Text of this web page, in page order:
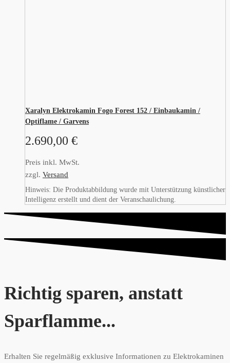
Xaralyn Elektrokamin Fogo Forest 152 / Einbaukamin /
Optiflame / Garvens
2.690,00 €
Preis inkl. MwSt.
zzgl. Versand
Hinweis: Die Produktabbildung wurde mit Unterstützung künstlicher
Intelligenz erstellt und dient der Veranschaulichung.
Richtig sparen, anstatt
Sparflamme...
Erhalten Sie regelmäßig exklusive Informationen zu Elektrokaminen